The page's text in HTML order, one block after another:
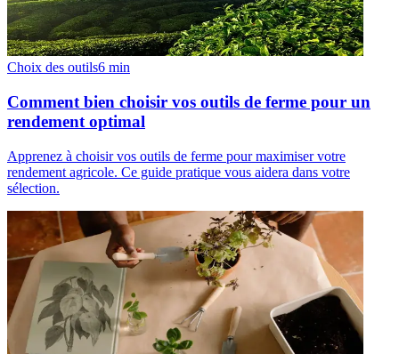
Choix des outils6 min
Comment bien choisir vos outils de ferme pour un
rendement optimal
Apprenez à choisir vos outils de ferme pour maximiser votre
rendement agricole. Ce guide pratique vous aidera dans votre
sélection.